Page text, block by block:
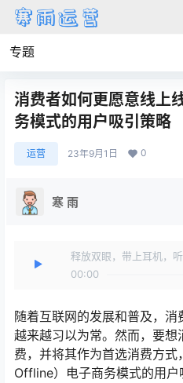
专题
消费者如何更愿意线上
务模式的用户吸引策略
运营 23年9月1日 0
寒 雨
释放双眼，带上耳机，听
00:00
随着互联网的发展和普及，
越来越习以为常。然而，要想
费，并将其作为首选消费方
Offline）电子商务模式的用户